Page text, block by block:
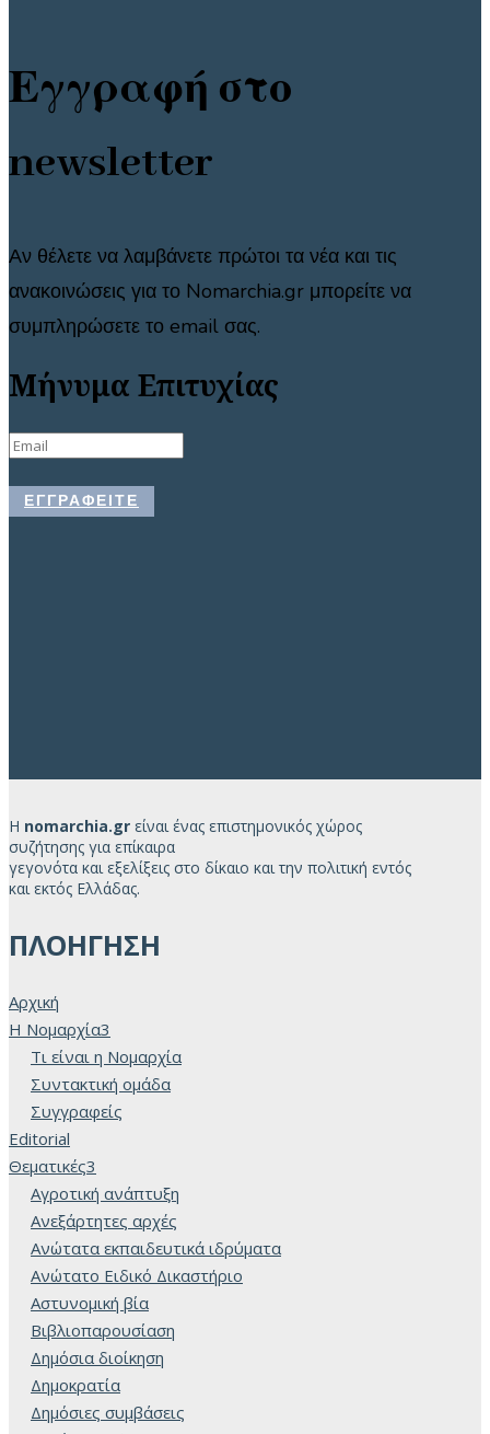
Εγγραφή στο
newsletter
Αν θέλετε να λαμβάνετε πρώτοι τα νέα και τις
ανακοινώσεις για το Nomarchia.gr μπορείτε να
συμπληρώσετε το email σας.
Μήνυμα Επιτυχίας
ΕΓΓΡΑΦΕΊΤΕ
Η nomarchia.gr είναι ένας επιστημονικός χώρος
συζήτησης για επίκαιρα
γεγονότα και εξελίξεις στο δίκαιο και την πολιτική εντός
και εκτός Ελλάδας.
ΠΛΟΗΓΗΣΗ
Αρχική
H Νομαρχία3
Τι είναι η Νομαρχία
Συντακτική ομάδα
Συγγραφείς
Editorial
Θεματικές3
Αγροτική ανάπτυξη
Ανεξάρτητες αρχές
Ανώτατα εκπαιδευτικά ιδρύματα
Ανώτατο Ειδικό Δικαστήριο
Αστυνομική βία
Βιβλιοπαρουσίαση
Δημόσια διοίκηση
Δημοκρατία
Δημόσιες συμβάσεις